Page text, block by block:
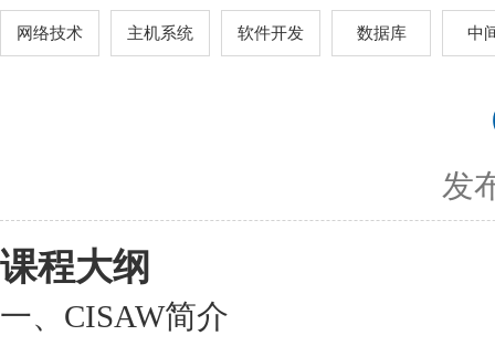
网络技术 主机系统 软件开发 数据库 中
发
课程大纲
一、CISAW简介